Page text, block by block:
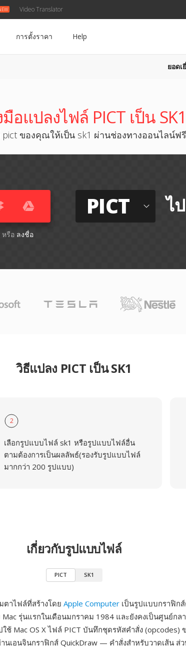
Video Translator
การตั้งราคา Help
ยอดเ
มือแปลงไฟล์ PICT เป็น SK1
ของคุณให้เป็น sk1 ผ่านช่องทางออนไลน์ฟรี
หรือ ลงชื่อ
PICT ไ
วิธีแปลง PICT เป็น SK1
2
เลือกรูปแบบไฟล์ sk1 หรือรูปแบบไฟล์อื่น
ตามต้องการเป็นผลลัพธ์(รองรับรูปแบบไฟล์
มากกว่า 200 รูปแบบ)
เกี่ยวกับรูปแบบไฟล์
PICT SK1
ตาไฟล์ที่สร้างโดย Apple Computer เป็นรูปแบบกราฟิก
รุ่นแรกในเดือนมกราคม 1984 และยังคงเป็นศูนย์กล
ใช้ Mac OS X ไฟล์ PICT บันทึกชุดรหัสคำสั่ง (opcodes)
นเอนจินกราฟิกส์ QuickDraw — คำสั่งสำหรับวาดเส้น ส่